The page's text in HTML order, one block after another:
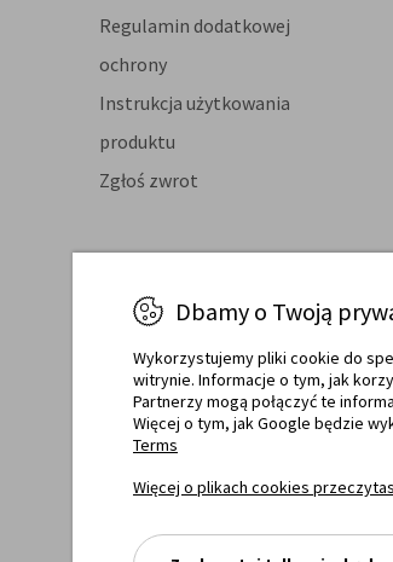
Regulamin dodatkowej
ochrony
Instrukcja użytkowania
produktu
Zgłoś zwrot
Certyfikaty jakości
Dbamy o Twoją
Wykorzystujemy pliki cookie do
witrynie. Informacje o tym, jak
Partnerzy mogą połączyć te
Więcej o tym, jak Google będzie
Terms
Więcej o plikach cookies